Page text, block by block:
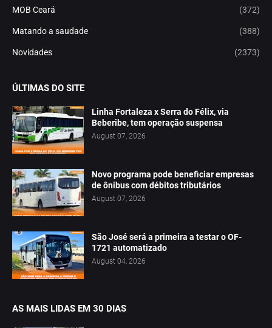
MOB Ceará (372)
Matando a saudade (388)
Novidades (2373)
ÚLTIMAS DO SITE
Linha Fortaleza x Serra do Félix, via
Beberibe, tem operação suspensa
August 07, 2026
Novo programa pode beneficiar empresas
de ônibus com débitos tributários
August 07, 2026
São José será a primeira a testar o OF-
1721 automatizado
August 04, 2026
AS MAIS LIDAS EM 30 DIAS